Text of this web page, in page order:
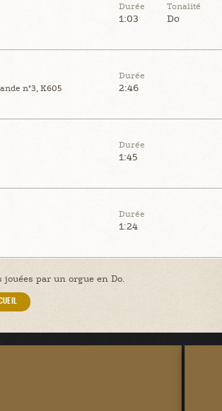
Durée
1:03
Tonalité
Do
n°3, K605
Durée
2:46
Durée
1:45
Durée
1:24
par un orgue en Do.